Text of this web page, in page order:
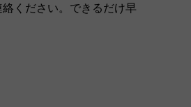
ください。できるだけ早